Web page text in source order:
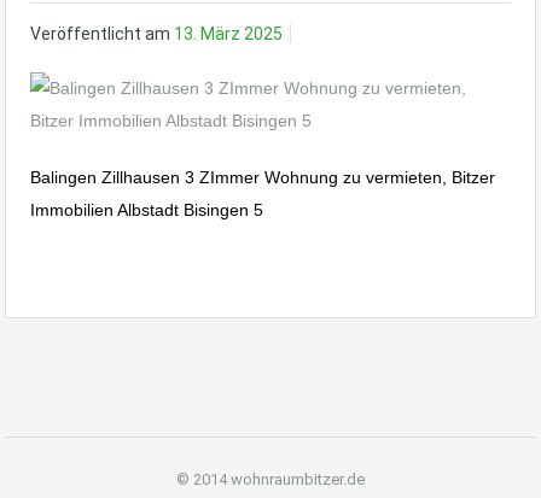
Veröffentlicht am 13. März 2025
Balingen Zillhausen 3 ZImmer Wohnung zu vermieten, Bitzer
Immobilien Albstadt Bisingen 5
© 2014 wohnraumbitzer.de